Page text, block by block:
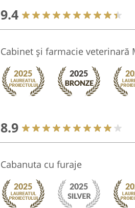
9.4
Cabinet și farmacie veterinară
8.9
Cabanuta cu furaje